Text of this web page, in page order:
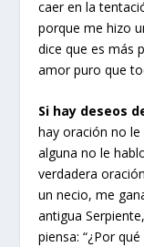
caer en la
porque me hizo
dice que es más
amor puro que
Si hay deseos
hay oración no le
alguna no le
verdadera
un necio, me
antigua
piensa: “¿Por